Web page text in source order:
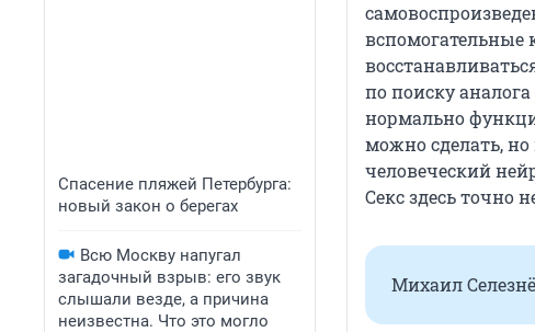
Спасение пляжей Петербурга:
новый закон о берегах
Всю Москву напугал
загадочный взрыв: его звук
слышали везде, а причина
неизвестна. Что это могло
вспомогательные
по поиску
нормально
можно сделать,
человеческий
Секс здесь точно
Михаил